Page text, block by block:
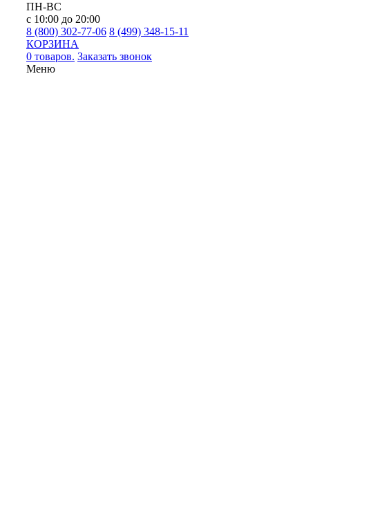
ПН-ВС
с 10:00 до 20:00
8 (800) 302-77-06 8 (499) 348-15-11
КОРЗИНА
0 товаров. Заказать звонок
Меню